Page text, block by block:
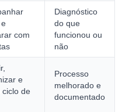
com
Diagnóstico
do que
funcionou ou
não
e
ciclo de
Processo
melhorado e
documentado